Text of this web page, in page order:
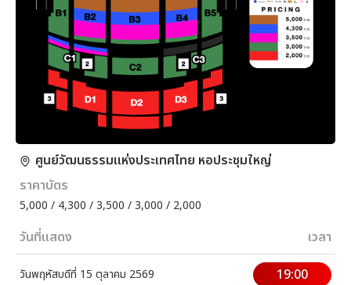
ศูนย์วัฒนธรรมแห่งประเทศไทย หอประชุมใหญ่
ราคาบัตร
5,000 / 4,300 / 3,500 / 3,000 / 2,000
วันที่แสดง เวลา
วันพฤหัสบดีที่ 15 ตุลาคม 2569 19:00